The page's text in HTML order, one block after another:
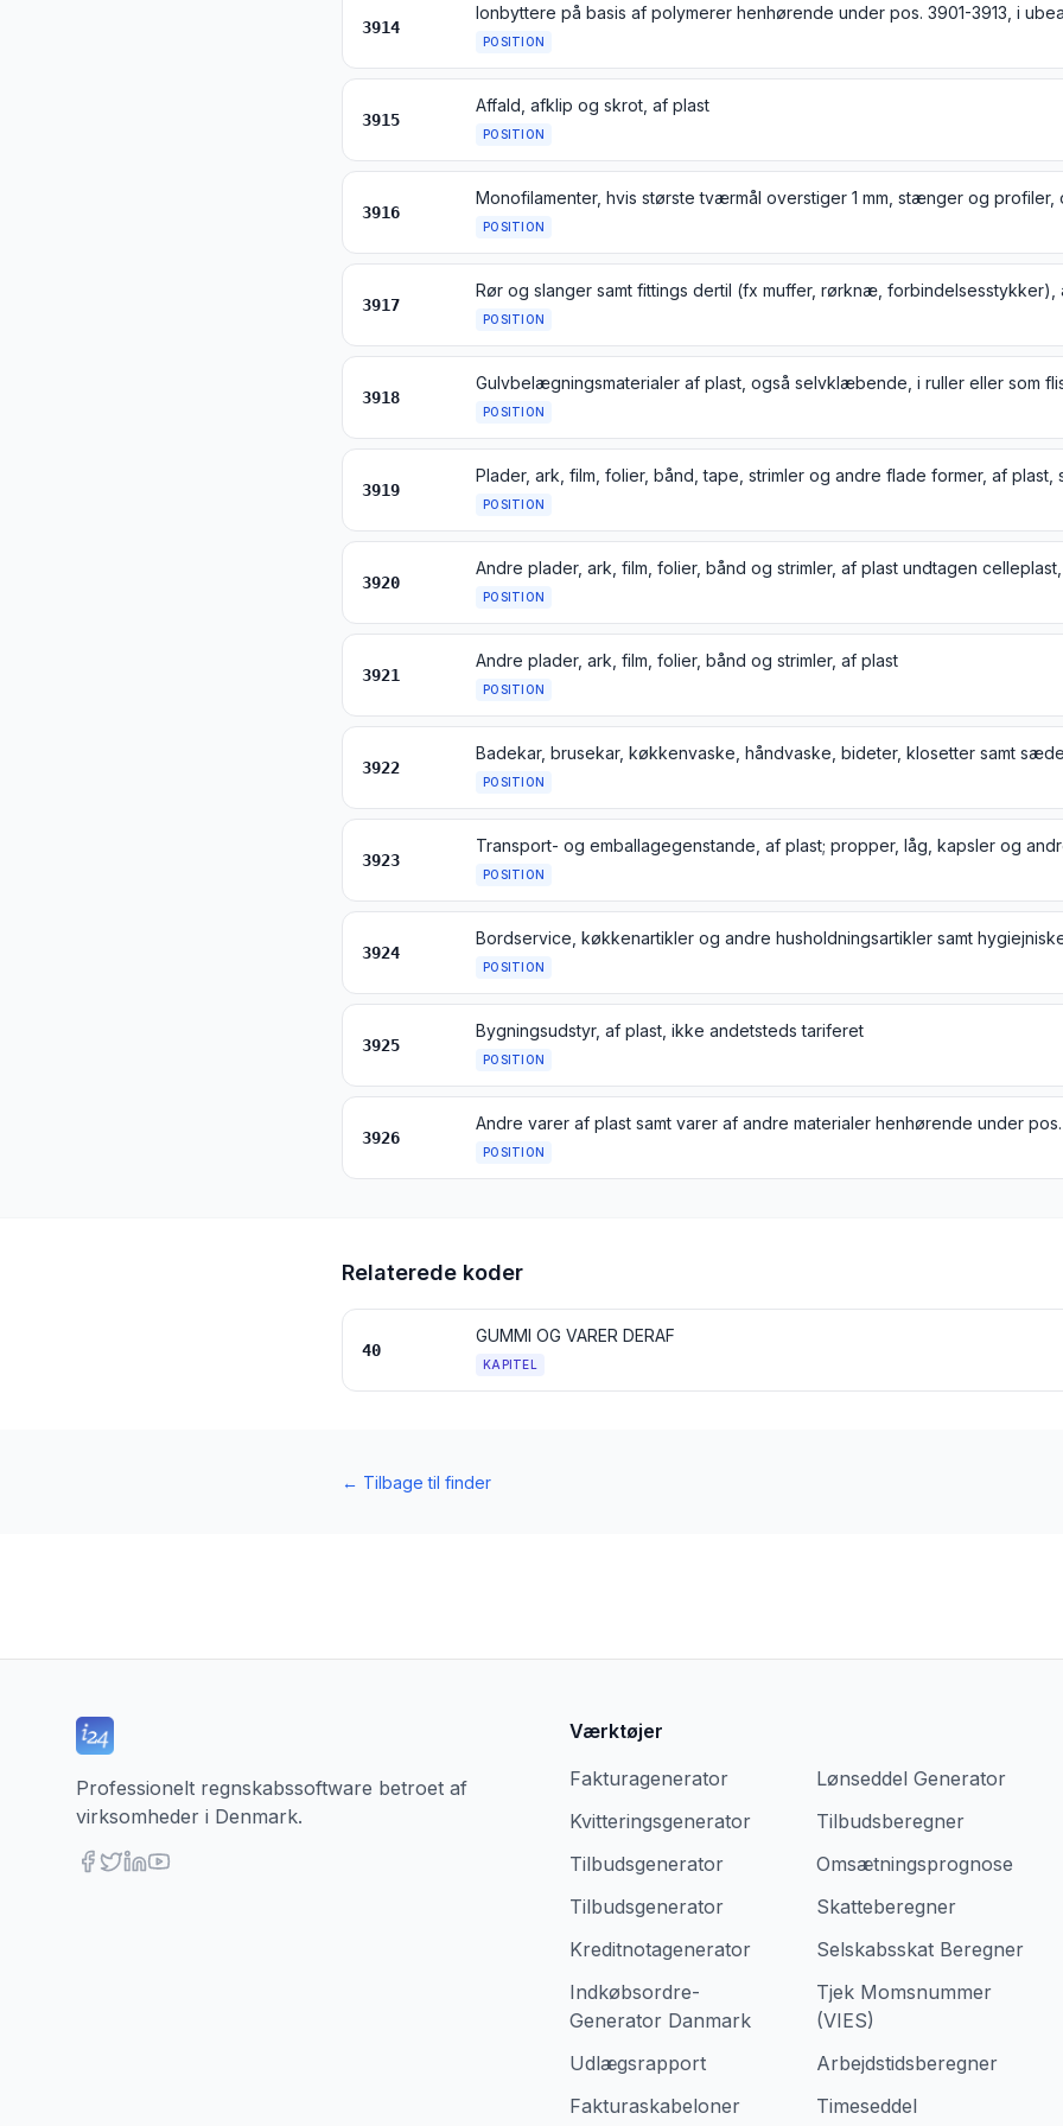
3914
Ionbyttere på basis af polymerer henhørende under pos. 3901-3913, i
POSITION
3915
Affald, afklip og skrot, af plast
POSITION
3916
POSITION
3917
Rør og slanger samt fittings dertil (fx muffer, rørknæ, forbindelsesstykker),
POSITION
3918
POSITION
3919
POSITION
3920
POSITION
3921
Andre plader, ark, film, folier, bånd og strimler, af plast
POSITION
3922
POSITION
3923
POSITION
3924
POSITION
3925
Bygningsudstyr, af plast, ikke andetsteds tariferet
POSITION
3926
Andre varer af plast samt varer af andre materialer henhørende under
POSITION
Relaterede koder
40
GUMMI OG VARER DERAF
KAPITEL
← Tilbage til finder
Professionelt regnskabssoftware betroet af
virksomheder i Denmark.
Værktøjer
Fakturagenerator
Kvitteringsgenerator
Tilbudsgenerator
Tilbudsgenerator
Kreditnotagenerator
Indkøbsordre-
Generator Danmark
Udlægsrapport
Fakturaskabeloner
Lønseddel Generator
Tilbudsberegner
Omsætningsprognose
Skatteberegner
Selskabsskat Beregner
Tjek Momsnummer
(VIES)
Arbejdstidsberegner
Timeseddel